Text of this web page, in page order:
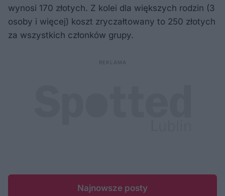
wynosi 170 złotych. Z kolei dla większych rodzin (3
osoby i więcej) koszt zryczałtowany to 250 złotych
za wszystkich członków grupy.
Najnowsze posty